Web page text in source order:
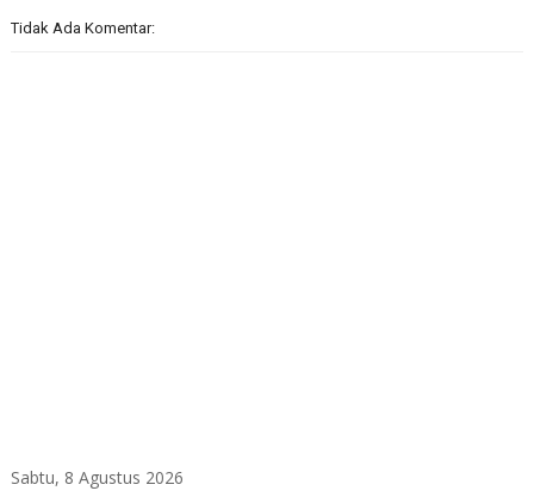
Tidak Ada Komentar:
Sabtu, 8 Agustus 2026